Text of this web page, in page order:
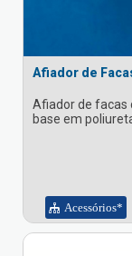
Afiador de
Afiador de facas
base em
Acessórios*